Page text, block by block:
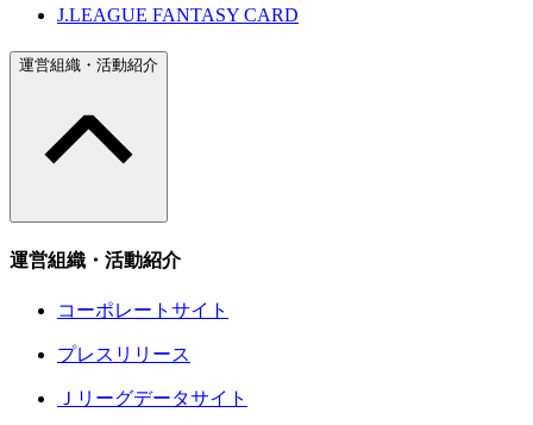
J.LEAGUE FANTASY CARD
運営組織・活動紹介
運営組織・活動紹介
コーポレートサイト
プレスリリース
Ｊリーグデータサイト